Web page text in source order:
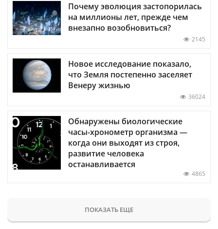
Почему эволюция застопорилась
на миллионы лет, прежде чем
внезапно возобновиться?
2145
Новое исследование показало,
что Земля постепенно заселяет
Венеру жизнью
36024
Обнаружены биологические
часы-хронометр организма —
когда они выходят из строя,
развитие человека
останавливается
4865
ПОКАЗАТЬ ЕЩЕ